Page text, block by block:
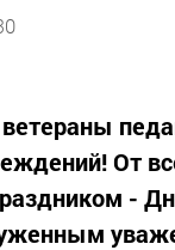
От
-